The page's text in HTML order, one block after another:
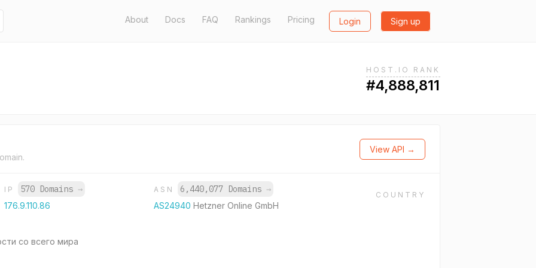
About Docs FAQ Rankings Pricing Login Sign up
HOST.IO RANK
#4,888,811
View API →
IP 570 Domains →
176.9.110.86
ASN 6,440,077 Domains →
AS24940 Hetzner Online GmbH
COUNTRY
со всего мира